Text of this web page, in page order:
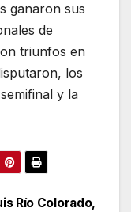
ganaron sus
de
triunfos en
los
y la
Río Colorado,